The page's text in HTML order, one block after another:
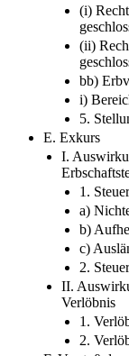
(i)
(ii)
bb)
i)
5.
E. Exkurs
I.
1.
a)
b)
c)
2.
II.
Verlöbnis
1.
2.